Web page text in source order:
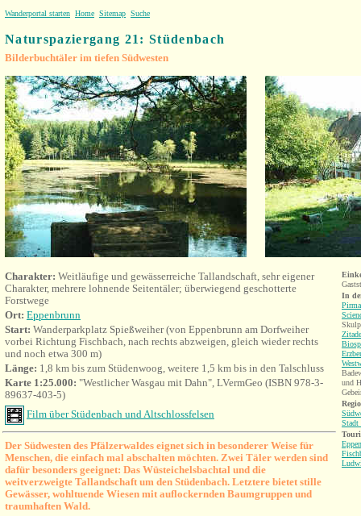
Wanderportal starten Home Sitemap Suche
Naturspaziergang 21: Stüdenbach
Bilderbuchtäler im tiefen Südwesten
Charakter: Weitläufige und gewässerreiche Tallandschaft, sehr eigener
Charakter, mehrere lohnende Seitentäler; überwiegend geschotterte
Forstwege
Ort: Eppenbrunn
Start: Wanderparkplatz Spießweiher (von Eppenbrunn am Dorfweiher
vorbei Richtung Fischbach, nach rechts abzweigen, gleich wieder rechts
und noch etwa 300 m)
Länge: 1,8 km bis zum Stüdenwoog, weitere 1,5 km bis in den Talschluss
Karte 1:25.000: "Westlicher Wasgau mit Dahn", LVermGeo (ISBN 978-3-
89637-403-5)
Film über Stüdenbach und Altschlossfelsen
Der Südwesten des Pfälzerwaldes eignet sich in besonderer Weise für
Menschen, die einfach mal abschalten möchten. Zwei Täler werden sind
dafür besonders geeignet: Das Wüsteichelsbachtal und die
weitverzweigte Tallandschaft um den Stüdenbach. Letztere bietet stille
Gewässer, wohltuende Wiesen mit auflockernden Baumgruppen und
traumhaften Wald.
In
und
Stadt